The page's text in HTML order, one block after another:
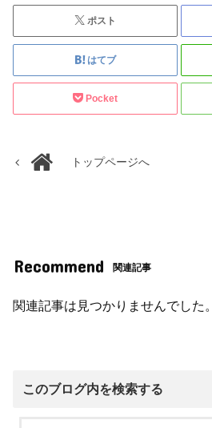
ポスト
はてブ
Pocket
トップページへ
Recommend 関連記事
関連記事は見つかりませんでした。
このブログ内を検索する